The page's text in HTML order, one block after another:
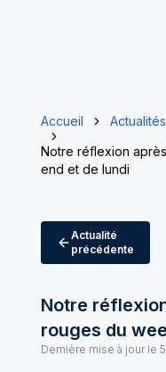
Accueil
Notre réflexion
end et de lundi
Actualité
précédente
Notre
rouges du
Dernière mise à jour le